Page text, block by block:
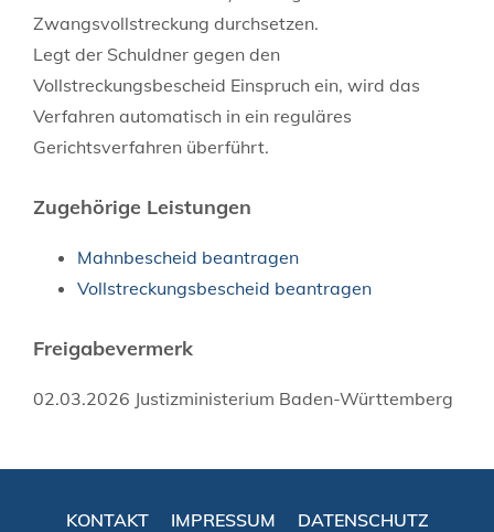
Zwangsvollstreckung durchsetzen.
Legt der Schuldner gegen den
Vollstreckungsbescheid Einspruch ein, wird das
Verfahren automatisch in ein reguläres
Gerichtsverfahren überführt.
Zugehörige Leistungen
Mahnbescheid beantragen
Vollstreckungsbescheid beantragen
Freigabevermerk
02.03.2026 Justizministerium Baden-Württemberg
KONTAKT IMPRESSUM
DATENSCHUTZ